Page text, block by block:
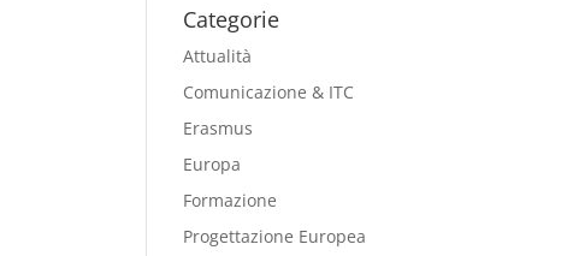
Categorie
Attualità
Comunicazione & ITC
Erasmus
Europa
Formazione
Progettazione Europea